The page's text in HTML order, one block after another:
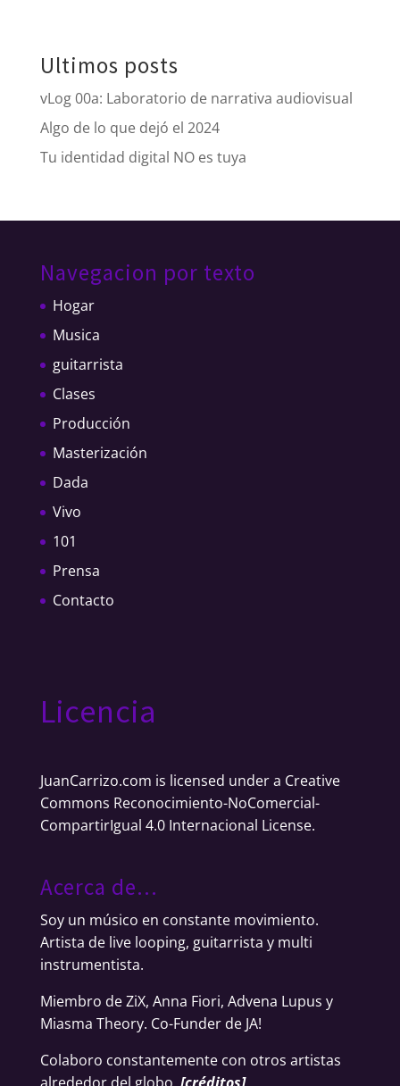
Ultimos posts
vLog 00a: Laboratorio de narrativa audiovisual
Algo de lo que dejó el 2024
Tu identidad digital NO es tuya
Navegacion por texto
Hogar
Musica
guitarrista
Clases
Producción
Masterización
Dada
Vivo
101
Prensa
Contacto
Licencia
JuanCarrizo.com is licensed under a Creative
Commons Reconocimiento-NoComercial-
CompartirIgual 4.0 Internacional License.
Acerca de…
Soy un músico en constante movimiento.
Artista de live looping, guitarrista y multi
instrumentista.
Miembro de ZiX, Anna Fiori, Advena Lupus y
Miasma Theory. Co-Funder de JA!
Colaboro constantemente con otros artistas